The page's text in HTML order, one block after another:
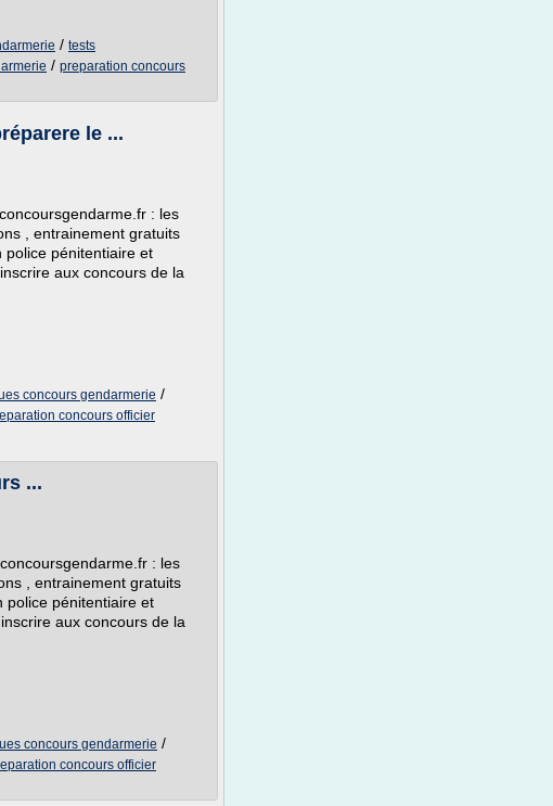
/ tests
/ preparation concours
le ...
: les
, entrainement gratuits
police pénitentiaire et
aux concours de la
concours gendarmerie /
concours officier
...
: les
, entrainement gratuits
police pénitentiaire et
aux concours de la
concours gendarmerie /
concours officier